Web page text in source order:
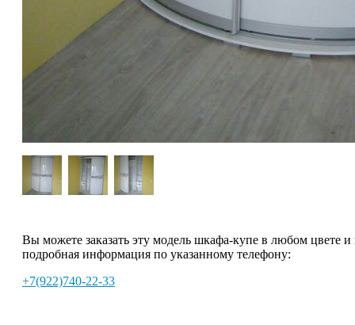
Вы можете заказать эту модель шкафа-купе в любом цвете
подробная информация по указанному телефону:
+7(922)740-22-33